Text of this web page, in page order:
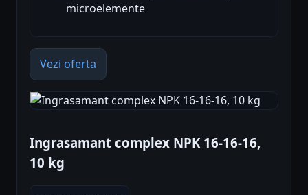
microelemente
Vezi oferta
Ingrasamant complex NPK 16-16-16,
10 kg